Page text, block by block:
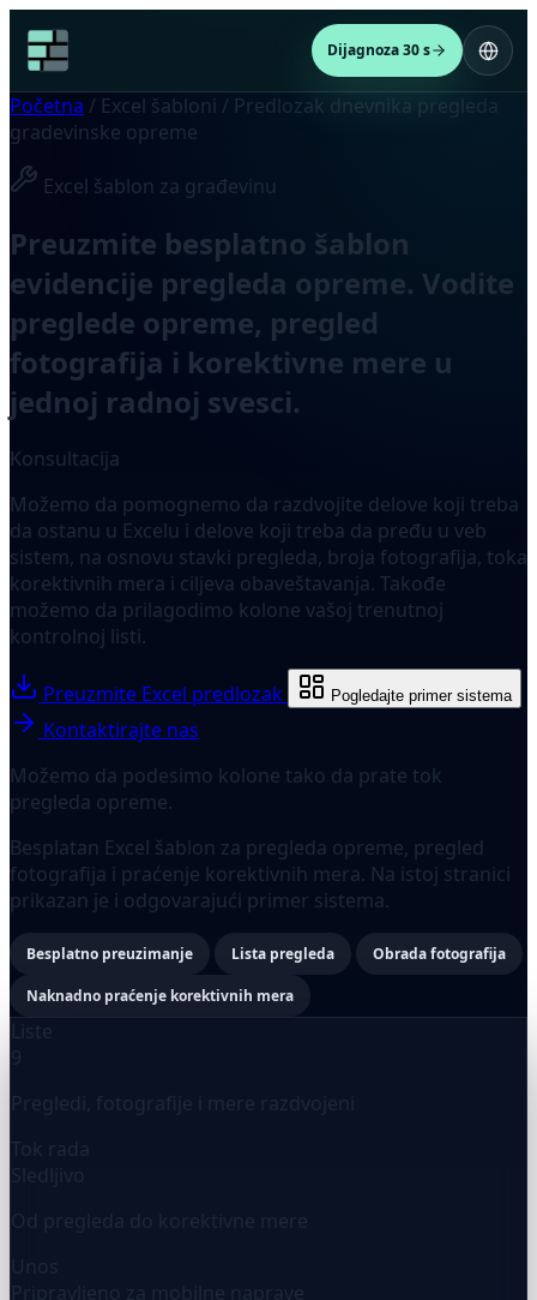
Dijagnoza 30 s
Početna / Excel šabloni / Predlozak dnevnika pregleda
gradevinske opreme
Excel šablon za građevinu
Preuzmite besplatno šablon
evidencije pregleda opreme. Vodite
preglede opreme, pregled
fotografija i korektivne mere u
jednoj radnoj svesci.
Konsultacija
Možemo da pomognemo da razdvojite delove koji treba
da ostanu u Excelu i delove koji treba da pređu u veb
sistem, na osnovu stavki pregleda, broja fotografija, toka
korektivnih mera i ciljeva obaveštavanja. Takođe
možemo da prilagodimo kolone vašoj trenutnoj
kontrolnoj listi.
Preuzmite Excel predlozak Pogledajte primer sistema
Kontaktirajte nas
Možemo da podesimo kolone tako da prate tok
pregleda opreme.
Besplatan Excel šablon za pregleda opreme, pregled
fotografija i praćenje korektivnih mera. Na istoj stranici
prikazan je i odgovarajući primer sistema.
Besplatno preuzimanje Lista pregleda Obrada fotografija
Naknadno praćenje korektivnih mera
Liste
9
Pregledi, fotografije i mere razdvojeni
Tok rada
Sledljivo
Od pregleda do korektivne mere
Unos
Pripravljeno za mobilne naprave